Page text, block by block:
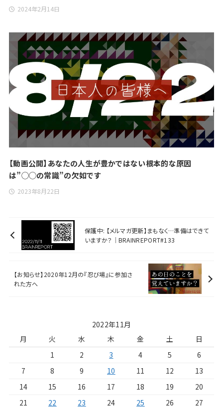
2024年2月14日
【動画公開】あなたの人生が豊かではない根本的な原因
は”◯◯の常識”の欠如です
2023年8月22日
保護中: 【メルマガ更新】まもなく…準備はできて
いますか？｜BRAINREPORT#133
【お知らせ】2020年12月の『忍び場』に参加さ
れた方へ
2022年11月
月
火 水 木 金 土
日
1
2 3 4 5
6
7
8 9 10 11 12
13
14
15 16 17 18 19
20
21
22 23 24 25 26
27